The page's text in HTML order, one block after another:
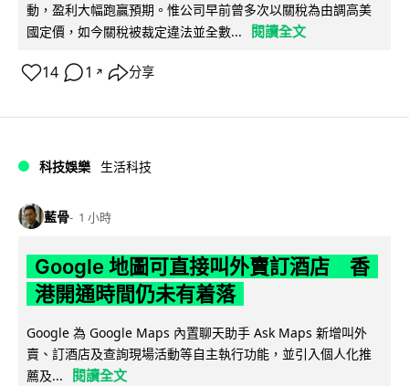
動，盈利大幅跑贏預期。惟公司早前曾多次以關稅為由調高美
國定價，如今關稅被裁定違法並全數...
閱讀全文
14 1 ↗ 分享
科技娛樂 生活科技
藍骨 1 小時
Google 地圖可直接叫外賣訂酒店 香
港開通時間仍未有着落
Google 為 Google Maps 內置聊天助手 Ask Maps 新增叫外
賣、訂酒店及查詢現場活動等自主執行功能，並引入個人化推
薦及...
閱讀全文